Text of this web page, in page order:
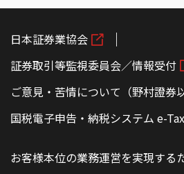
日本証券業協会
証券取引等監視委員会／情報受付
ご意見・苦情について（野村證券
国税電子申告・納税システム e-Tax
お客様本位の業務運営を実現する